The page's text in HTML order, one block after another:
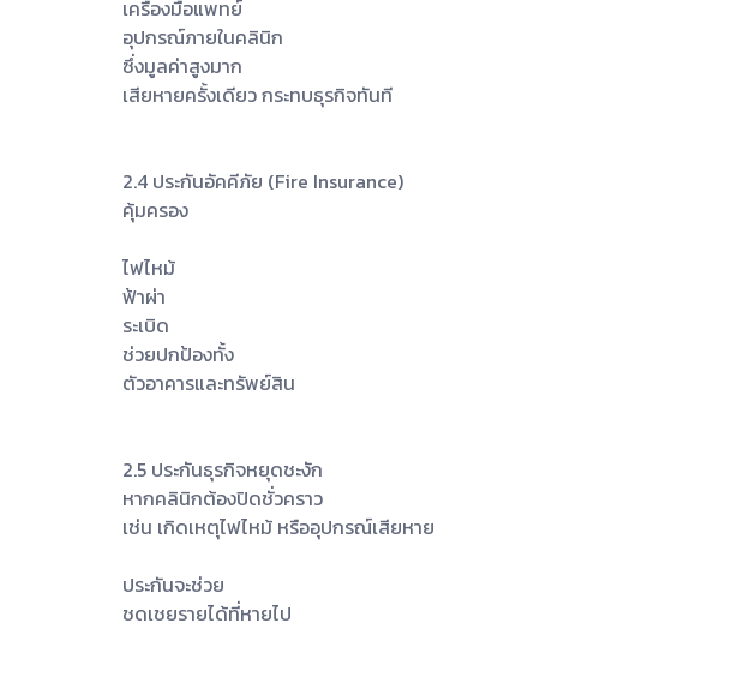
เครื่องมือแพทย์
อุปกรณ์ภายในคลินิก
ซึ่งมูลค่าสูงมาก
เสียหายครั้งเดียว กระทบธุรกิจทันที
2.4 ประกันอัคคีภัย (Fire Insurance)
คุ้มครอง
ไฟไหม้
ฟ้าผ่า
ระเบิด
ช่วยปกป้องทั้ง
ตัวอาคารและทรัพย์สิน
2.5 ประกันธุรกิจหยุดชะงัก
หากคลินิกต้องปิดชั่วคราว
เช่น เกิดเหตุไฟไหม้ หรืออุปกรณ์เสียหาย
ประกันจะช่วย
ชดเชยรายได้ที่หายไป